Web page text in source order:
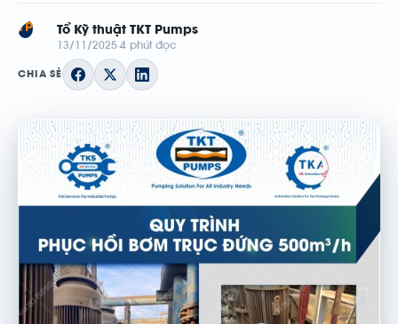
TP Tổ Kỹ thuật TKT Pumps
13/11/2025 4 phút đọc
CHIA SẺ